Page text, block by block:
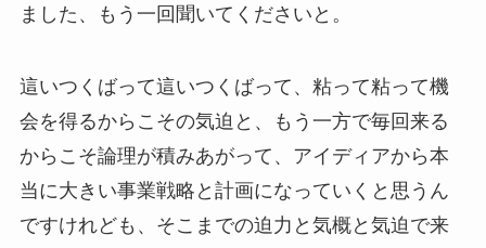
ました、もう一回聞いてくださいと。
這いつくばって這いつくばって、粘って粘って機
会を得るからこその気迫と、もう一方で毎回来る
からこそ論理が積みあがって、アイディアから本
当に大きい事業戦略と計画になっていくと思うん
ですけれども、そこまでの迫力と気概と気迫で来